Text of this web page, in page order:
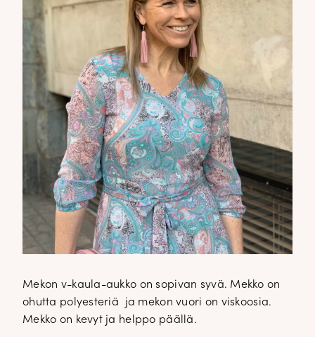
Mekon v-kaula-aukko on sopivan syvä. Mekko on
ohutta polyesteriä ja mekon vuori on viskoosia.
Mekko on kevyt ja helppo päällä.